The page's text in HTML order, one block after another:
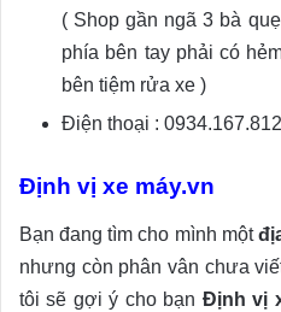
( Shop gần ngã 3 bà
phía bên tay phải có
bên tiệm rửa xe )
Điện thoại : 0934.167.812
Định vị xe máy.vn
Bạn đang tìm cho mình một
nhưng còn phân vân chưa
tôi sẽ gợi ý cho bạn Định vị